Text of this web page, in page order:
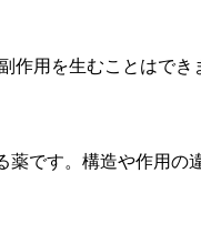
用を生むことはでき
です。構造や作用の